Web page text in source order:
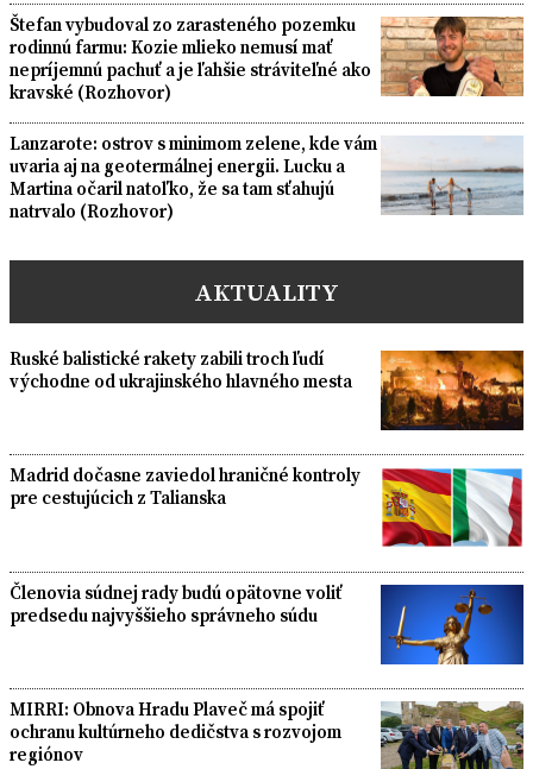
Štefan vybudoval zo zarasteného pozemku
rodinnú farmu: Kozie mlieko nemusí mať
nepríjemnú pachuť a je ľahšie stráviteľné ako
kravské (Rozhovor)
Lanzarote: ostrov s minimom zelene, kde vám
uvaria aj na geotermálnej energii. Lucku a
Martina očaril natoľko, že sa tam sťahujú
natrvalo (Rozhovor)
AKTUALITY
Ruské balistické rakety zabili troch ľudí
východne od ukrajinského hlavného mesta
Madrid dočasne zaviedol hraničné kontroly
pre cestujúcich z Talianska
Členovia súdnej rady budú opätovne voliť
predsedu najvyššieho správneho súdu
MIRRI: Obnova Hradu Plaveč má spojiť
ochranu kultúrneho dedičstva s rozvojom
regiónov